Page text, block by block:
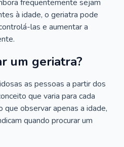
frequentemente sejam
à idade, o geriatra pode
las e aumentar a
um geriatra?
as pessoas a partir dos
que varia para cada
que observar apenas a idade,
quando procurar um